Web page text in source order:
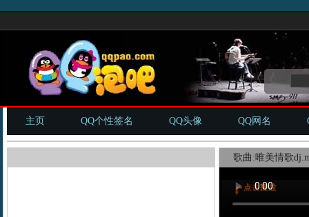
主页 QQ个性签名 QQ头像 QQ网名
歌曲:唯美情歌